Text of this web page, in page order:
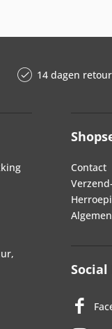
14 dagen
Contact
Social